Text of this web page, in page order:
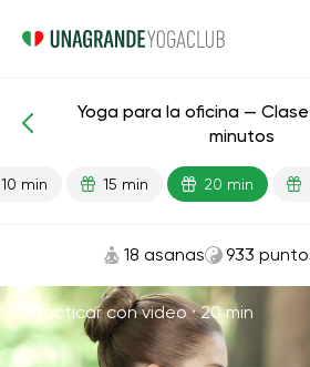
Lecciones preparadas Relajación
Yoga para la oficina —
minutos
10 min 15 min 20 min
18 asanas 933
Practicar con video ·20 min